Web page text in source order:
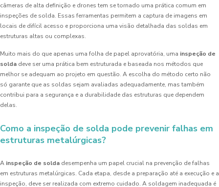
câmeras de alta definição e drones tem se tornado uma prática comum em
inspeções de solda. Essas ferramentas permitem a captura de imagens em
locais de difícil acesso e proporciona uma visão detalhada das soldas em
estruturas altas ou complexas.
Muito mais do que apenas uma folha de papel aprovatória, uma inspeção de
solda deve ser uma prática bem estruturada e baseada nos métodos que
melhor se adequam ao projeto em questão. A escolha do método certo não
só garante que as soldas sejam avaliadas adequadamente, mas também
contribui para a segurança e a durabilidade das estruturas que dependem
delas.
Como a inspeção de solda pode prevenir falhas em
estruturas metalúrgicas?
A inspeção de solda desempenha um papel crucial na prevenção de falhas
em estruturas metalúrgicas. Cada etapa, desde a preparação até a execução e a
inspeção, deve ser realizada com extremo cuidado. A soldagem inadequada é